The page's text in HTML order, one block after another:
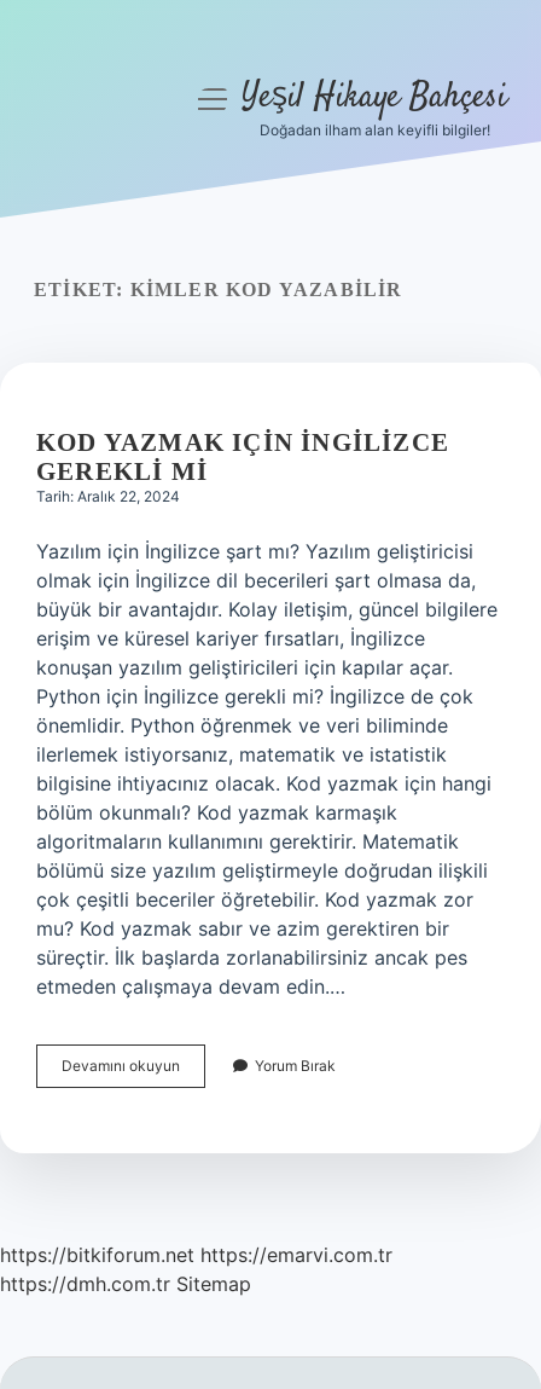
Yasal Uyarı
menüyüYeşil Hikaye Bahçesi
Doğadan ilham alan keyifli bilgiler!
ETIKET: KIMLER KOD YAZABILIR
KOD YAZMAK IÇIN İNGILIZCE
GEREKLI MI
Tarih: Aralık 22, 2024
Yazılım için İngilizce şart mı? Yazılım geliştiricisi
olmak için İngilizce dil becerileri şart olmasa da,
büyük bir avantajdır. Kolay iletişim, güncel bilgilere
erişim ve küresel kariyer fırsatları, İngilizce
konuşan yazılım geliştiricileri için kapılar açar.
Python için İngilizce gerekli mi? İngilizce de çok
önemlidir. Python öğrenmek ve veri biliminde
ilerlemek istiyorsanız, matematik ve istatistik
bilgisine ihtiyacınız olacak. Kod yazmak için hangi
bölüm okunmalı? Kod yazmak karmaşık
algoritmaların kullanımını gerektirir. Matematik
bölümü size yazılım geliştirmeyle doğrudan ilişkili
çok çeşitli beceriler öğretebilir. Kod yazmak zor
mu? Kod yazmak sabır ve azim gerektiren bir
süreçtir. İlk başlarda zorlanabilirsiniz ancak pes
etmeden çalışmaya devam edin.…
Devamını okuyun
Yazmak
Gerekli
Yorum Bırak
https://bitkiforum.net https://emarvi.com.tr
https://dmh.com.tr Sitemap